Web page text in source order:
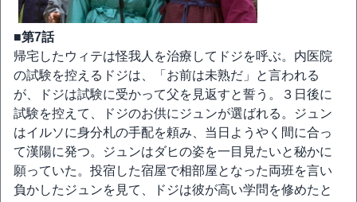
■第7話
帰宅したウィテは怪我人を治療してドジを呼ぶ。内医院
の試験を控えるドジは、「お前は未熟だ」と言われる
が、ドジは試験に受かって父を見返すと誓う。３日後に
試験を控えて、ドジのお供にジュンが選ばれる。ジュン
はイルソに身分札の手配を頼み、当日ようやく間に合っ
て漢陽に発つ。ジュンはダヒの姿を一目見たいと秘かに
願っていた。投宿した宿屋で相部屋となった両班を言い
負かしたジュンを見て、ドジは彼が高い学問を修めたと